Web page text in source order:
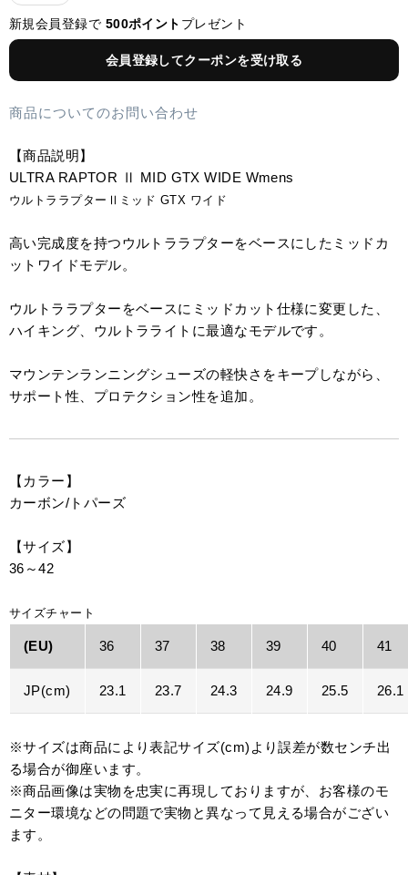
新規会員登録で 500ポイント プレゼント
会員登録してクーポンを受け取る
商品についてのお問い合わせ
【商品説明】
ULTRA RAPTOR Ⅱ MID GTX WIDE Wmens
ウルトララプターⅡミッド GTX ワイド
高い完成度を持つウルトララプターをベースにしたミッドカ
ットワイドモデル。
ウルトララプターをベースにミッドカット仕様に変更した、
ハイキング、ウルトラライトに最適なモデルです。
マウンテンランニングシューズの軽快さをキープしながら、
サポート性、プロテクション性を追加。
【カラー】
カーボン/トパーズ
【サイズ】
36～42
サイズチャート
(EU) 36 37 38 39 40 41
JP(cm) 23.1 23.7 24.3 24.9 25.5 26.1
※サイズは商品により表記サイズ(cm)より誤差が数センチ出
る場合が御座います。
※商品画像は実物を忠実に再現しておりますが、お客様のモ
ニター環境などの問題で実物と異なって見える場合がござい
ます。